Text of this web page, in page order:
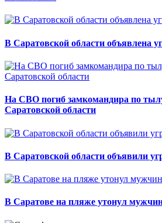
В Саратовской области объявлена
На СВО погиб замкомандира по
Саратовской области
В Саратовской области объявили
В Саратове на пляже утонул